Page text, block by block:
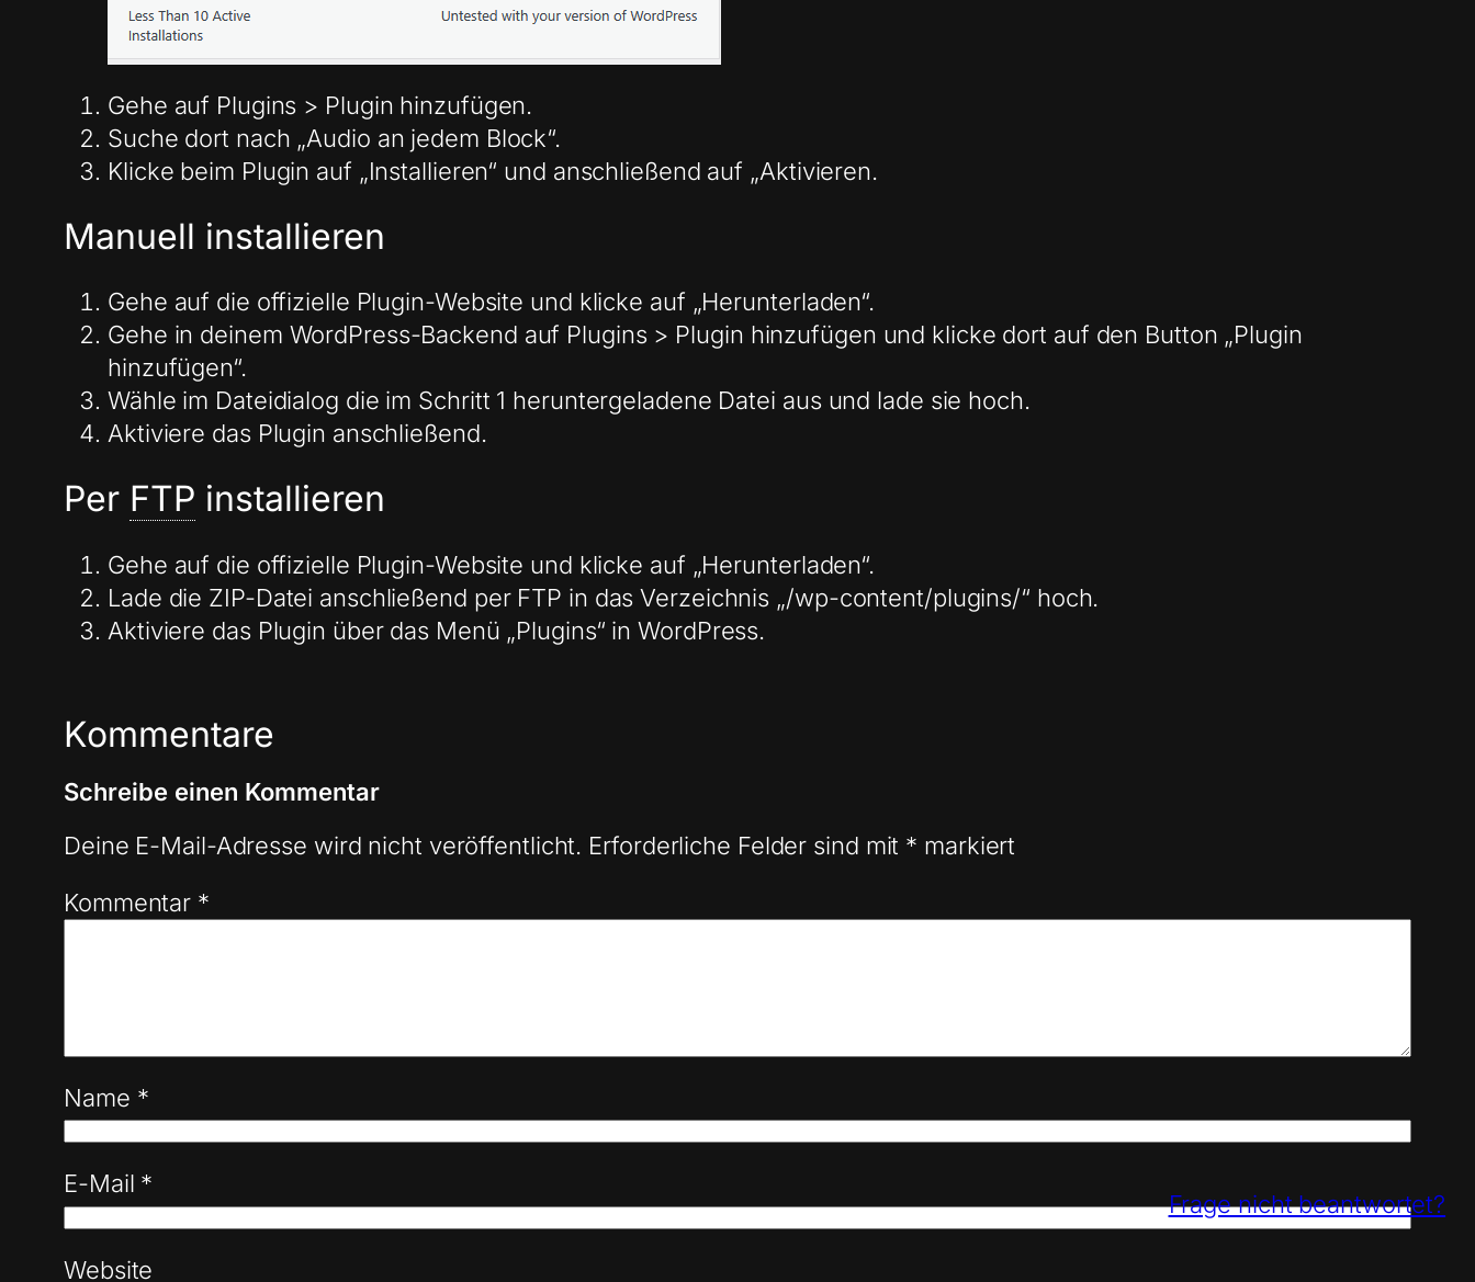
Gehe auf Plugins > Plugin hinzufügen.
Suche dort nach „Audio an jedem Block“.
Klicke beim Plugin auf „Installieren“ und anschließend auf „Aktivieren.
Manuell installieren
Gehe auf die offizielle Plugin-Website und klicke auf „Herunterladen“.
Gehe in deinem WordPress-Backend auf Plugins > Plugin hinzufügen und klicke dort auf den Button „Plugin
hinzufügen“.
Wähle im Dateidialog die im Schritt 1 heruntergeladene Datei aus und lade sie hoch.
Aktiviere das Plugin anschließend.
Per FTP installieren
Gehe auf die offizielle Plugin-Website und klicke auf „Herunterladen“.
Lade die ZIP-Datei anschließend per FTP in das Verzeichnis „/wp-content/plugins/“ hoch.
Aktiviere das Plugin über das Menü „Plugins“ in WordPress.
Kommentare
Schreibe einen Kommentar
Deine E-Mail-Adresse wird nicht veröffentlicht. Erforderliche Felder sind mit * markiert
Kommentar *
Name *
E-Mail *
Website
Frage nicht beantwortet?